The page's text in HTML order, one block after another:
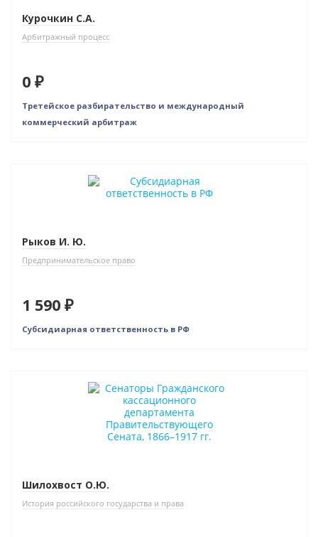
Курочкин С.А.
Арбитражный процесс
0 ₽
Третейское разбирательство и международный
коммерческий арбитраж
Рыков И. Ю.
Предпринимательское право
1 590 ₽
Субсидиарная ответственность в РФ
Шилохвост О.Ю.
История российского государства и права